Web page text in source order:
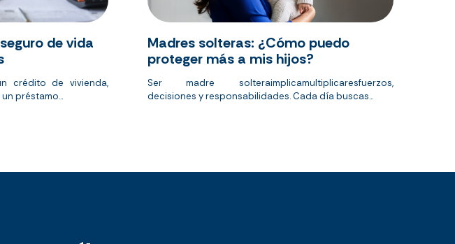
de vida
crédito de vivienda,
préstamo...
Madres solteras: ¿Cómo puedo
proteger más a mis hijos?
Ser madre solteraimplicamultiplicaresfuerzos,
decisiones yresponsabilidades. Cada díabuscas...